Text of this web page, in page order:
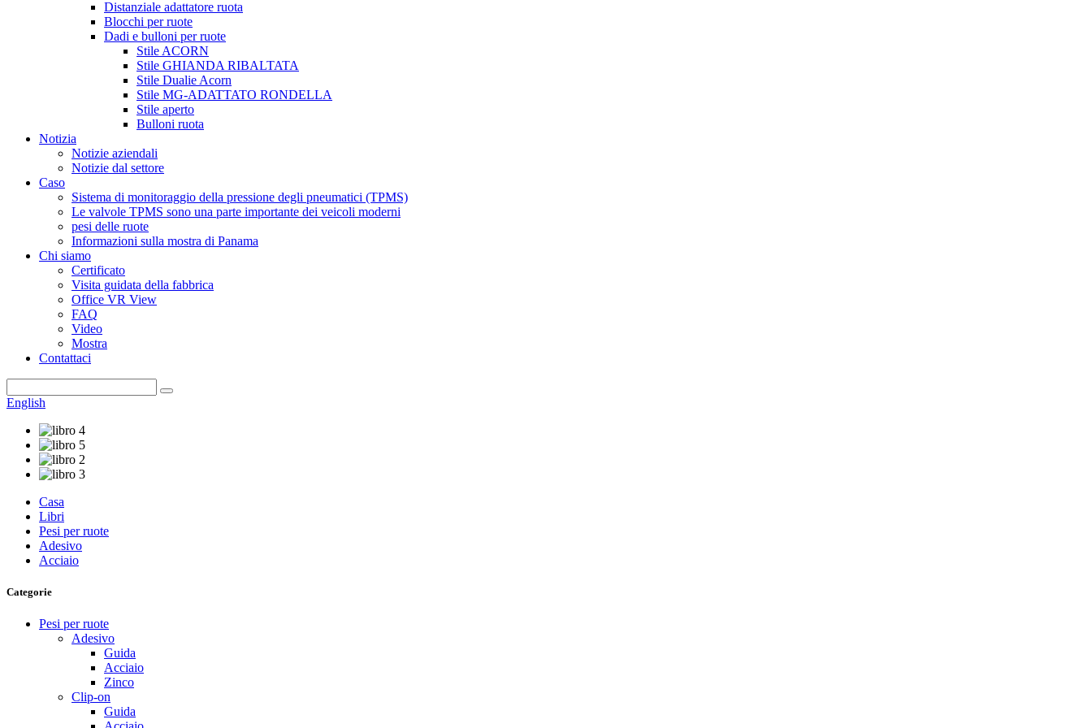
Distanziale adattatore ruota
Blocchi per ruote
Dadi e bulloni per ruote
Stile ACORN
Stile GHIANDA RIBALTATA
Stile Dualie Acorn
Stile MG-ADATTATO RONDELLA
Stile aperto
Bulloni ruota
Notizia
Notizie aziendali
Notizie dal settore
Caso
Sistema di monitoraggio della pressione degli pneumatici (TPMS)
Le valvole TPMS sono una parte importante dei veicoli moderni
pesi delle ruote
Informazioni sulla mostra di Panama
Chi siamo
Certificato
Visita guidata della fabbrica
Office VR View
FAQ
Video
Mostra
Contattaci
English
Casa
Libri
Pesi per ruote
Adesivo
Acciaio
Categorie
Pesi per ruote
Adesivo
Guida
Acciaio
Zinco
Clip-on
Guida